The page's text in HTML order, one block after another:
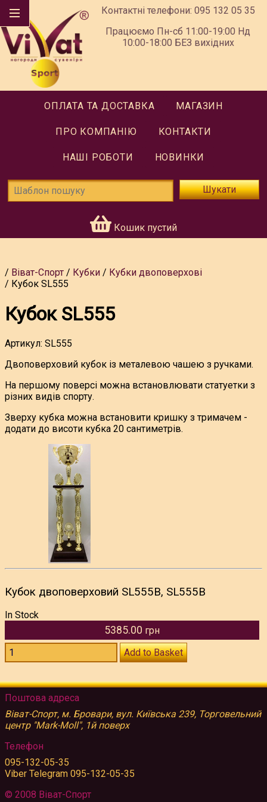
Контактні телефони: 095 132 05 35
Працюємо Пн-сб 11:00-19:00 Нд
10:00-18:00 БЕЗ вихідних
ОПЛАТА ТА ДОСТАВКА МАГАЗИН
ПРО КОМПАНІЮ КОНТАКТИ
НАШІ РОБОТИ НОВИНКИ
Шукати
Кошик пустий
Віват-Спорт Кубки
Кубки двоповерхові
Кубок SL555
Кубок SL555
Артикул: SL555
Двоповерховий кубок із металевою чашею з ручками.
На першому поверсі можна встановлювати статуетки з
різних видів спорту.
Зверху кубка можна встановити кришку з тримачем -
додати до висоти кубка 20 сантиметрів.
Кубок двоповерховий SL555B, SL555B
In Stock
5385.00 грн
Add to Basket
Поштова адреса
Віват-Спорт, м. Бровари, вул. Київська 239, Торговельний
центр "Mark-Moll", 1й поверх
Телефон
095-132-05-35
Viber Telegram 095-132-05-35
© 2008 Віват-Спорт